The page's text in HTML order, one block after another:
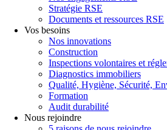
Stratégie RSE
Documents et ressources RSE
Vos besoins
Nos innovations
Construction
Inspections volontaires et
Diagnostics immobiliers
Qualité, Hygiène, Sécurité,
Formation
Audit durabilité
Nous rejoindre